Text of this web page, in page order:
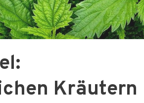
Kräutern